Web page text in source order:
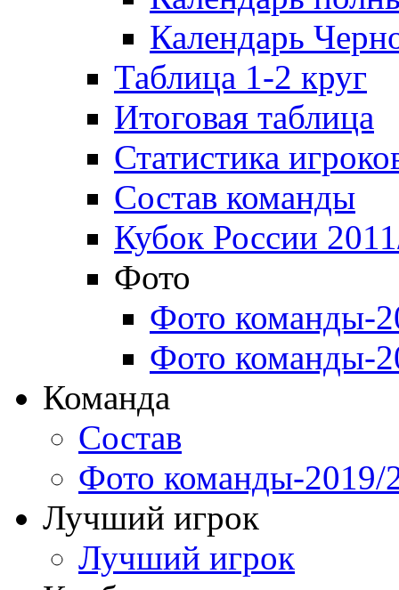
Календарь
Таблица 1-2 круг
Итоговая таблица
Статистика
Состав команды
Кубок России
Фото
Фото команды-
Фото команды-
Команда
Состав
Фото команды-2019/
Лучший игрок
Лучший игрок